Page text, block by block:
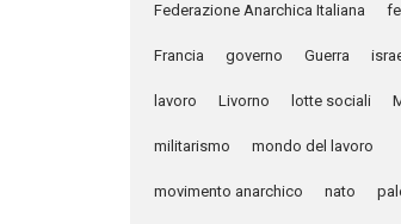
Federazione Anarchica Italiana
Francia governo Guerra
lavoro Livorno lotte sociali
militarismo mondo del lavoro
movimento anarchico nato